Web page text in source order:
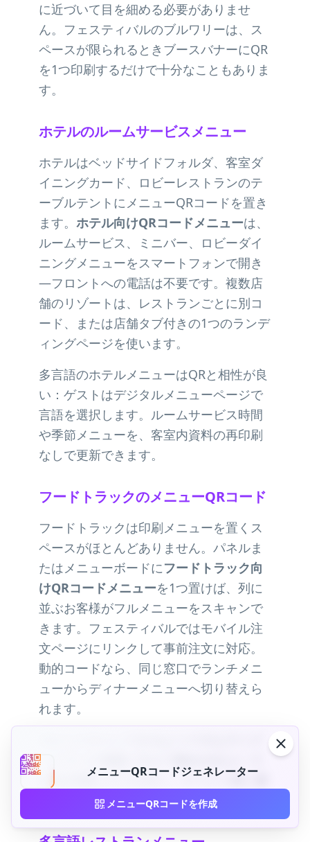
に近づいて目を細める必要がありませ
ん。フェスティバルのブルワリーは、ス
ペースが限られるときブースバナーにQR
を1つ印刷するだけで十分なこともありま
す。
ホテルのルームサービスメニュー
ホテルはベッドサイドフォルダ、客室ダ
イニングカード、ロビーレストランのテ
ーブルテントにメニューQRコードを置き
ます。 ホテル向けQRコードメニューは、
ルームサービス、ミニバー、ロビーダイ
ニングメニューをスマートフォンで開き
—フロントへの電話は不要です。複数店
舗のリゾートは、レストランごとに別コ
ード、または店舗タブ付きの1つのランデ
ィングページを使います。
多言語のホテルメニューはQRと相性が良
い：ゲストはデジタルメニューページで
言語を選択します。ルームサービス時間
や季節メニューを、客室内資料の再印刷
なしで更新できます。
フードトラックのメニューQRコード
フードトラックは印刷メニューを置くス
ペースがほとんどありません。パネルま
たはメニューボードにフードトラック向
けQRコードメニューを1つ置けば、列に
並ぶお客様がフルメニューをスキャンで
きます。フェスティバルではモバイル注
文ページにリンクして事前注文に対応。
動的コードなら、同じ窓口でランチメニ
ューからディナーメニューへ切り替えら
れます。
—トラック側面パネルで幅4cm以上—で
QRを印刷してください。イベント前に屋
外照明下でテストしましょう。
メニューQRコードジェネレーター
メニューQRコードを作成